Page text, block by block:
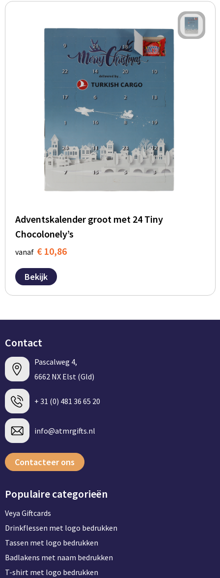
Adventskalender groot met 24 Tiny
Chocolonely’s
vanaf € 10,86
Bekijk
Contact
Pascalweg 4,
6662 NX Elst (Gld)
+ 31 (0) 481 36 65 20
info@atmrgifts.nl
Contacteer ons
Populaire categorieën
Veya Giftcards
Drinkflessen met logo bedrukken
Tassen met logo bedrukken
Badlakens met naam bedrukken
T-shirt met logo bedrukken